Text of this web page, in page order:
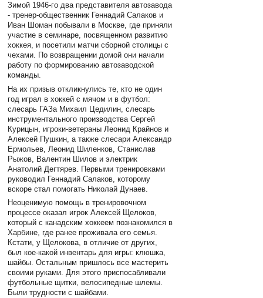
Зимой 1946-го два представителя автозавода
- тренер-общественник Геннадий Салаков и
Иван Шоман побывали в Москве, где приняли
участие в семинаре, посвященном развитию
хоккея, и посетили матчи сборной столицы с
чехами. По возвращении домой они начали
работу по формированию автозаводской
команды.
На их призыв откликнулись те, кто не один
год играл в хоккей с мячом и в футбол:
слесарь ГАЗа Михаил Цедилин, слесарь
инструментального производства Сергей
Курицын, игроки-ветераны Леонид Крайнов и
Алексей Пушкин, а также слесари Александр
Ермольев, Леонид Шиленков, Станислав
Рыжов, Валентин Шилов и электрик
Анатолий Дегтярев. Первыми тренировками
руководил Геннадий Салаков, которому
вскоре стал помогать Николай Дунаев.
Неоценимую помощь в тренировочном
процессе оказал игрок Алексей Щелоков,
который с канадским хоккеем познакомился в
Харбине, где ранее проживала его семья.
Кстати, у Щелокова, в отличие от других,
был кое-какой инвентарь для игры: клюшка,
шайбы. Остальным пришлось все мастерить
своими руками. Для этого приспосабливали
футбольные щитки, велосипедные шлемы.
Были трудности с шайбами.